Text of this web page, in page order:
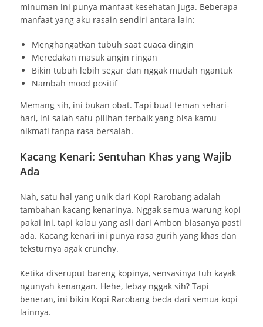
minuman ini punya manfaat kesehatan juga. Beberapa
manfaat yang aku rasain sendiri antara lain:
Menghangatkan tubuh saat cuaca dingin
Meredakan masuk angin ringan
Bikin tubuh lebih segar dan nggak mudah ngantuk
Nambah mood positif
Memang sih, ini bukan obat. Tapi buat teman sehari-
hari, ini salah satu pilihan terbaik yang bisa kamu
nikmati tanpa rasa bersalah.
Kacang Kenari: Sentuhan Khas yang Wajib
Ada
Nah, satu hal yang unik dari Kopi Rarobang adalah
tambahan kacang kenarinya. Nggak semua warung kopi
pakai ini, tapi kalau yang asli dari Ambon biasanya pasti
ada. Kacang kenari ini punya rasa gurih yang khas dan
teksturnya agak crunchy.
Ketika diseruput bareng kopinya, sensasinya tuh kayak
ngunyah kenangan. Hehe, lebay nggak sih? Tapi
beneran, ini bikin Kopi Rarobang beda dari semua kopi
lainnya.